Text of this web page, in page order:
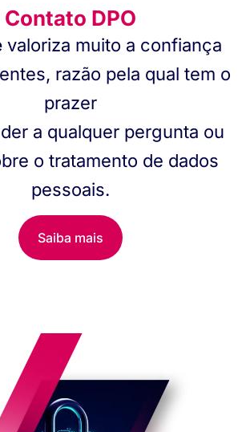
Contato DPO
valoriza muito a confiança
razão pela qual tem o
prazer
a qualquer pergunta ou
o tratamento de dados
pessoais.
Saiba mais